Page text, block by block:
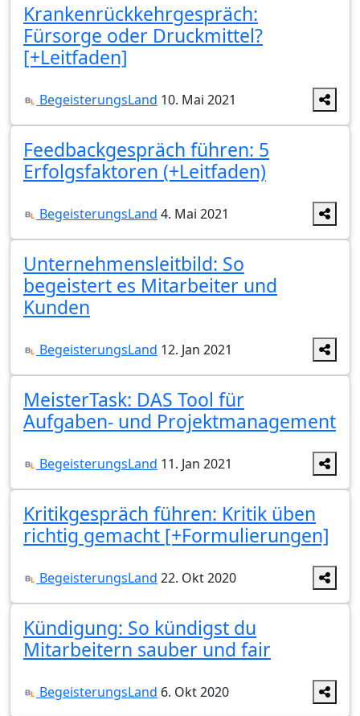
Krankenrückkehrgespräch:
Fürsorge oder Druckmittel?
[+Leitfaden]
BegeisterungsLand 10. Mai 2021
Feedbackgespräch führen: 5
Erfolgsfaktoren (+Leitfaden)
BegeisterungsLand 4. Mai 2021
Unternehmensleitbild: So
begeistert es Mitarbeiter und
Kunden
BegeisterungsLand 12. Jan 2021
MeisterTask: DAS Tool für
Aufgaben- und Projektmanagement
BegeisterungsLand 11. Jan 2021
Kritikgespräch führen: Kritik üben
richtig gemacht [+Formulierungen]
BegeisterungsLand 22. Okt 2020
Kündigung: So kündigst du
Mitarbeitern sauber und fair
BegeisterungsLand 6. Okt 2020